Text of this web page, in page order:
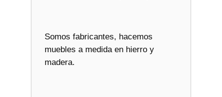
Somos fabricantes, hacemos
muebles a medida en hierro y
madera.